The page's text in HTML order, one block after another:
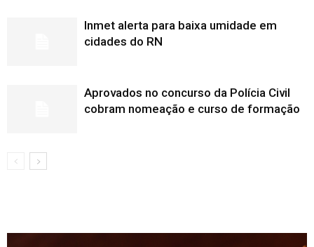
Inmet alerta para baixa umidade em
cidades do RN
Aprovados no concurso da Polícia Civil
cobram nomeação e curso de formação